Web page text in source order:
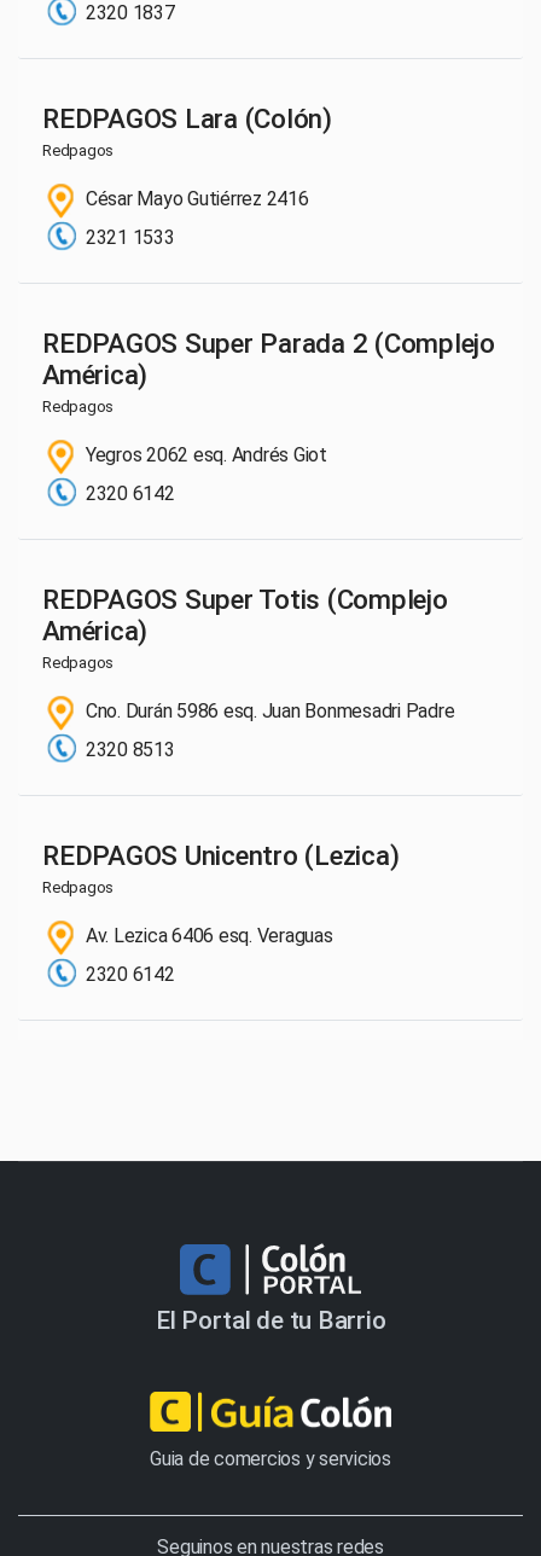
2320 1837
REDPAGOS Lara (Colón)
Redpagos
César Mayo Gutiérrez 2416
2321 1533
REDPAGOS Super Parada 2 (Complejo
América)
Redpagos
Yegros 2062 esq. Andrés Giot
2320 6142
REDPAGOS Super Totis (Complejo
América)
Redpagos
Cno. Durán 5986 esq. Juan Bonmesadri Padre
2320 8513
REDPAGOS Unicentro (Lezica)
Redpagos
Av. Lezica 6406 esq. Veraguas
2320 6142
El Portal de tu Barrio
Guia de comercios y servicios
Seguinos en nuestras redes